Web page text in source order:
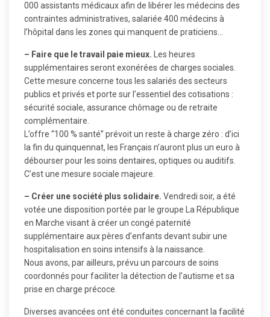
000 assistants médicaux afin de libérer les médecins des
contraintes administratives, salariée 400 médecins à
l’hôpital dans les zones qui manquent de praticiens…
– Faire que le travail paie mieux. Les heures
supplémentaires seront exonérées de charges sociales.
Cette mesure concerne tous les salariés des secteurs
publics et privés et porte sur l’essentiel des cotisations :
sécurité sociale, assurance chômage ou de retraite
complémentaire.
L’offre “100 % santé” prévoit un reste à charge zéro : d’ici
la fin du quinquennat, les Français n’auront plus un euro à
débourser pour les soins dentaires, optiques ou auditifs.
C’est une mesure sociale majeure.
– Créer une société plus solidaire. Vendredi soir, a été
votée une disposition portée par le groupe La République
en Marche visant à créer un congé paternité
supplémentaire aux pères d’enfants devant subir une
hospitalisation en soins intensifs à la naissance.
Nous avons, par ailleurs, prévu un parcours de soins
coordonnés pour faciliter la détection de l’autisme et sa
prise en charge précoce.
Diverses avancées ont été conduites concernant la facilité